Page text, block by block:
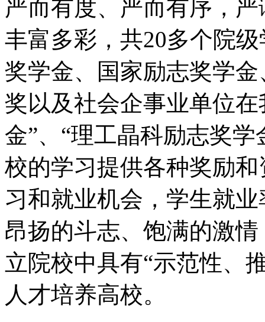
严而有度、严而有序，
丰富多彩，共20多个院
奖学金、国家励志奖学
奖以及社会企事业单位
金”、“理工晶科励志奖
校的学习提供各种奖励
习和就业机会，学生就
昂扬的斗志、饱满的激
立院校中具有“示范性、
人才培养高校。